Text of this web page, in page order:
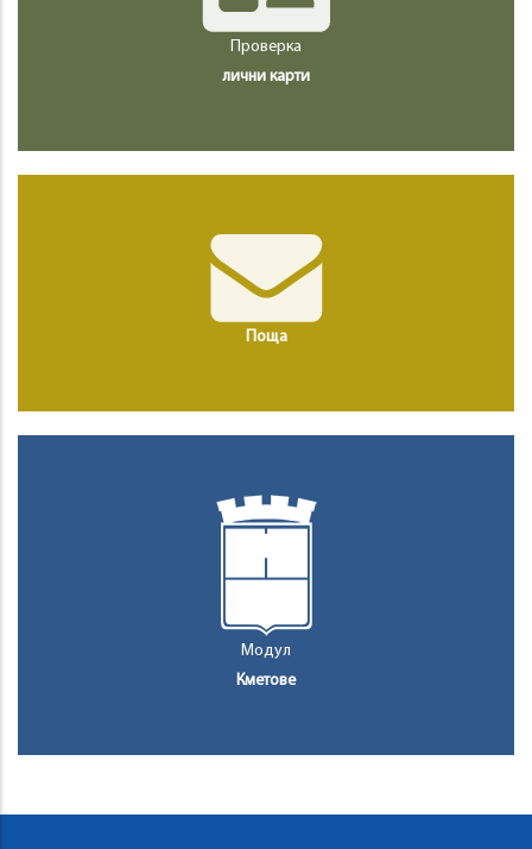
Проверка
лични карти
Поща
Модул
Кметове